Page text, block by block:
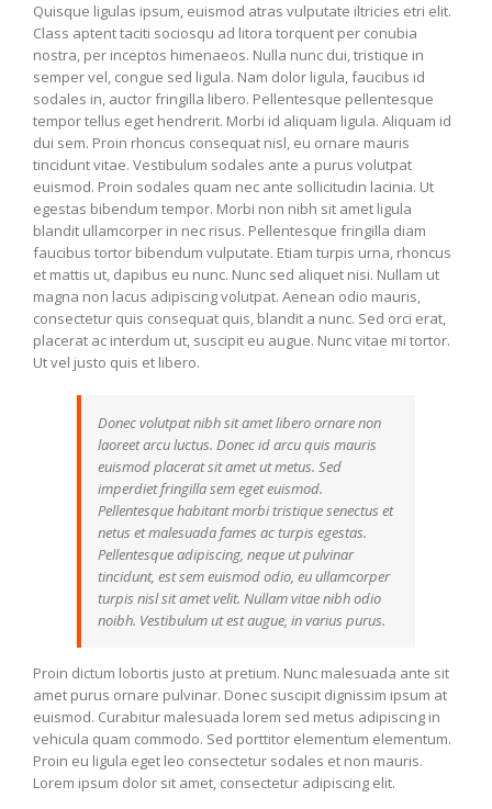
Quisque ligulas ipsum, euismod atras vulputate iltricies etri elit.
Class aptent taciti sociosqu ad litora torquent per conubia
nostra, per inceptos himenaeos. Nulla nunc dui, tristique in
semper vel, congue sed ligula. Nam dolor ligula, faucibus id
sodales in, auctor fringilla libero. Pellentesque pellentesque
tempor tellus eget hendrerit. Morbi id aliquam ligula. Aliquam id
dui sem. Proin rhoncus consequat nisl, eu ornare mauris
tincidunt vitae. Vestibulum sodales ante a purus volutpat
euismod. Proin sodales quam nec ante sollicitudin lacinia. Ut
egestas bibendum tempor. Morbi non nibh sit amet ligula
blandit ullamcorper in nec risus. Pellentesque fringilla diam
faucibus tortor bibendum vulputate. Etiam turpis urna, rhoncus
et mattis ut, dapibus eu nunc. Nunc sed aliquet nisi. Nullam ut
magna non lacus adipiscing volutpat. Aenean odio mauris,
consectetur quis consequat quis, blandit a nunc. Sed orci erat,
placerat ac interdum ut, suscipit eu augue. Nunc vitae mi tortor.
Ut vel justo quis et libero.
Donec volutpat nibh sit amet libero ornare non
laoreet arcu luctus. Donec id arcu quis mauris
euismod placerat sit amet ut metus. Sed
imperdiet fringilla sem eget euismod.
Pellentesque habitant morbi tristique senectus et
netus et malesuada fames ac turpis egestas.
Pellentesque adipiscing, neque ut pulvinar
tincidunt, est sem euismod odio, eu ullamcorper
turpis nisl sit amet velit. Nullam vitae nibh odio
noibh. Vestibulum ut est augue, in varius purus.
Proin dictum lobortis justo at pretium. Nunc malesuada ante sit
amet purus ornare pulvinar. Donec suscipit dignissim ipsum at
euismod. Curabitur malesuada lorem sed metus adipiscing in
vehicula quam commodo. Sed porttitor elementum elementum.
Proin eu ligula eget leo consectetur sodales et non mauris.
Lorem ipsum dolor sit amet, consectetur adipiscing elit.